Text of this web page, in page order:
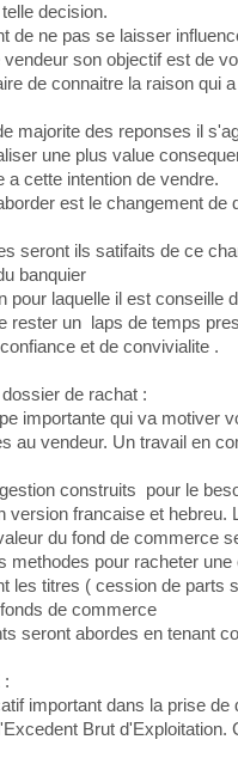
decision.
de ne pas se laisser
vendeur son objectif est de
de connaitre la raison qui
majorite des reponses il
une plus value
a cette intention de vendre.
est le changement
seront ils satifaits de ce
banquier
pour laquelle il est conseille
rester un laps de temps
et de convivialite .
de rachat :
importante qui va motiver
au vendeur. Un travail en
construits pour le
version francaise et hebreu.
du fond de commerce
methodes pour racheter une
les titres ( cession de parts
de commerce
seront abordes en tenant
:
important dans la prise
Brut d'Exploitation.